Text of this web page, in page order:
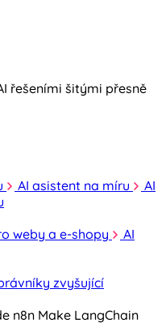
řešeními šitými přesně
AI asistent na míru
AI
weby a e-shopy
AI
zvyšující
n8n Make LangChain